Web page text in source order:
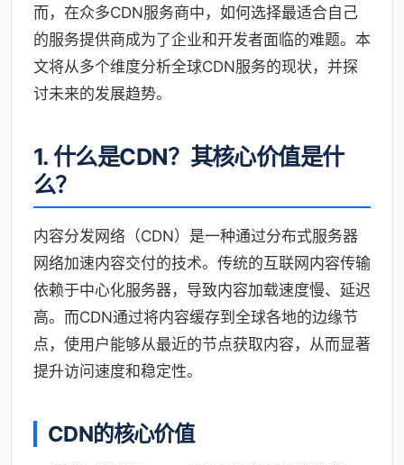
而，在众多CDN服务商中，如何选择最适合自己
的服务提供商成为了企业和开发者面临的难题。本
文将从多个维度分析全球CDN服务的现状，并探
讨未来的发展趋势。
1. 什么是CDN？其核心价值是什
么？
内容分发网络（CDN）是一种通过分布式服务器
网络加速内容交付的技术。传统的互联网内容传输
依赖于中心化服务器，导致内容加载速度慢、延迟
高。而CDN通过将内容缓存到全球各地的边缘节
点，使用户能够从最近的节点获取内容，从而显著
提升访问速度和稳定性。
CDN的核心价值